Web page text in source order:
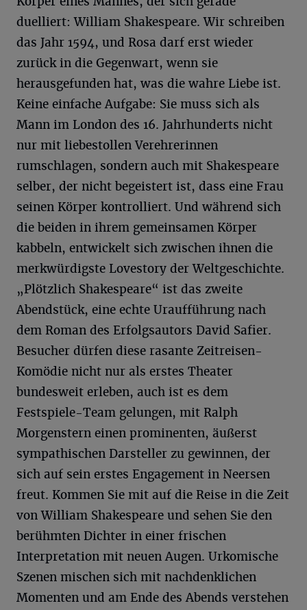
duelliert: William Shakespeare. Wir schreiben
das Jahr 1594, und Rosa darf erst wieder
zurück in die Gegenwart, wenn sie
herausgefunden hat, was die wahre Liebe ist.
Keine einfache Aufgabe: Sie muss sich als
Mann im London des 16. Jahrhunderts nicht
nur mit liebestollen Verehrerinnen
rumschlagen, sondern auch mit Shakespeare
selber, der nicht begeistert ist, dass eine Frau
seinen Körper kontrolliert. Und während sich
die beiden in ihrem gemeinsamen Körper
kabbeln, entwickelt sich zwischen ihnen die
merkwürdigste Lovestory der Weltgeschichte.
„Plötzlich Shakespeare“ ist das zweite
Abendstück, eine echte Uraufführung nach
dem Roman des Erfolgsautors David Safier.
Besucher dürfen diese rasante Zeitreisen-
Komödie nicht nur als erstes Theater
bundesweit erleben, auch ist es dem
Festspiele-Team gelungen, mit Ralph
Morgenstern einen prominenten, äußerst
sympathischen Darsteller zu gewinnen, der
sich auf sein erstes Engagement in Neersen
freut. Kommen Sie mit auf die Reise in die Zeit
von William Shakespeare und sehen Sie den
berühmten Dichter in einer frischen
Interpretation mit neuen Augen. Urkomische
Szenen mischen sich mit nachdenklichen
Momenten und am Ende des Abends verstehen